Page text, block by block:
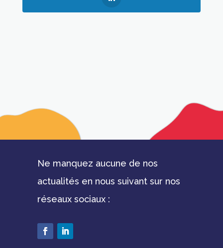
Ne manquez aucune de nos
actualités en nous suivant sur nos
réseaux sociaux :